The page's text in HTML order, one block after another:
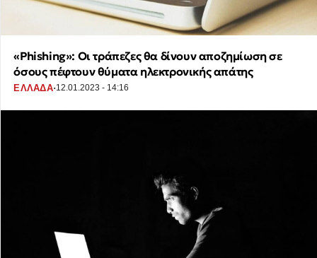
«Phishing»: Οι τράπεζες θα δίνουν αποζημίωση σε
όσους πέφτουν θύματα ηλεκτρονικής απάτης
ΕΛΛΑΔΑ·12.01.2023 - 14:16